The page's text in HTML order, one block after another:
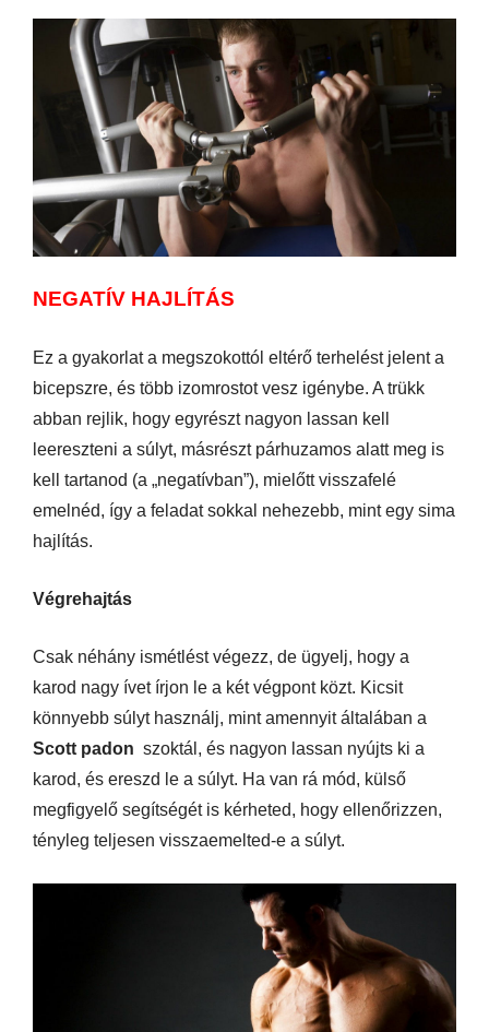
NEGATÍV HAJLÍTÁS
Ez a gyakorlat a megszokottól eltérő terhelést jelent a
bicepszre, és több izomrostot vesz igénybe. A trükk
abban rejlik, hogy egyrészt nagyon lassan kell
leereszteni a súlyt, másrészt párhuzamos alatt meg is
kell tartanod (a „negatívban”), mielőtt visszafelé
emelnéd, így a feladat sokkal nehezebb, mint egy sima
hajlítás.
Végrehajtás
Csak néhány ismétlést végezz, de ügyelj, hogy a
karod nagy ívet írjon le a két végpont közt. Kicsit
könnyebb súlyt használj, mint amennyit általában a
Scott padon szoktál, és nagyon lassan nyújts ki a
karod, és ereszd le a súlyt. Ha van rá mód, külső
megfigyelő segítségét is kérheted, hogy ellenőrizzen,
tényleg teljesen visszaemelted-e a súlyt.